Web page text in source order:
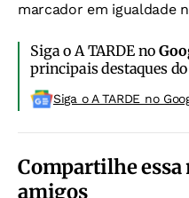
marcador em igualdade
Siga o A TARDE no
principais destaques
Siga o A TARDE no
Compartilhe essa
amigos